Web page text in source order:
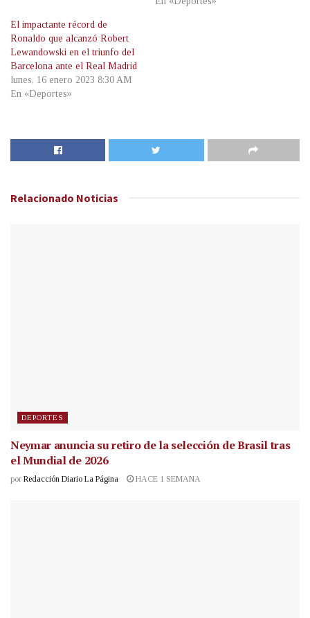
El impactante récord de
Ronaldo que alcanzó Robert
Lewandowski en el triunfo del
Barcelona ante el Real Madrid
lunes, 16 enero 2023 8:30 AM
En «Deportes»
Relacionado Noticias
DEPORTES
Neymar anuncia su retiro de la selección de Brasil tras
el Mundial de 2026
por Redacción Diario La Página HACE 1 SEMANA